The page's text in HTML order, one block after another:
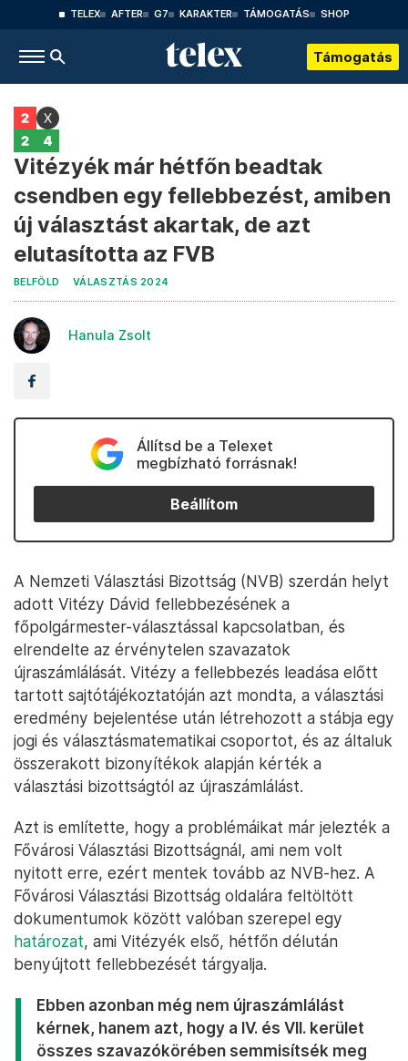
TELEX AFTER G7 KARAKTER TÁMOGATÁS SHOP
Támogatás
Vitézyék már hétfőn beadtak
csendben egy fellebbezést, amiben
új választást akartak, de azt
elutasította az FVB
BELFÖLD VÁLASZTÁS 2024
Hanula Zsolt
Állítsd be a Telexet
megbízható forrásnak!
Beállítom
A Nemzeti Választási Bizottság (NVB) szerdán helyt
adott Vitézy Dávid fellebbezésének a
főpolgármester-választással kapcsolatban, és
elrendelte az érvénytelen szavazatok
újraszámlálását. Vitézy a fellebbezés leadása előtt
tartott sajtótájékoztatóján azt mondta, a választási
eredmény bejelentése után létrehozott a stábja egy
jogi és választásmatematikai csoportot, és az általuk
összerakott bizonyítékok alapján kérték a
választási bizottságtól az újraszámlálást.
Azt is említette, hogy a problémáikat már jelezték a
Fővárosi Választási Bizottságnál, ami nem volt
nyitott erre, ezért mentek tovább az NVB-hez. A
Fővárosi Választási Bizottság oldalára feltöltött
dokumentumok között valóban szerepel egy
határozat, ami Vitézyék első, hétfőn délután
benyújtott fellebbezését tárgyalja.
Ebben azonban még nem újraszámlálást
kérnek, hanem azt, hogy a IV. és VII. kerület
összes szavazókörében semmisítsék meg